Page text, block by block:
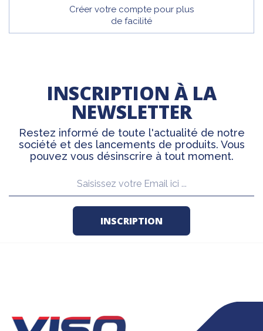
Créer votre compte pour plus
de facilité
INSCRIPTION À LA
NEWSLETTER
Restez informé de toute l'actualité de notre
société et des lancements de produits. Vous
pouvez vous désinscrire à tout moment.